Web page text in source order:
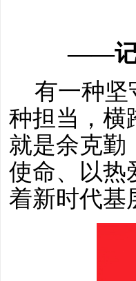
——
有一种坚
种担当，横
就是余克勤
使命、以热
着新时代基